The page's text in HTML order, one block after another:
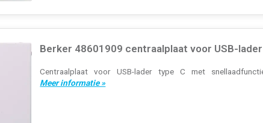
Berker 48601909 centraalplaat voor USB-
Centraalplaat voor USB-lader type C met
Meer informatie »